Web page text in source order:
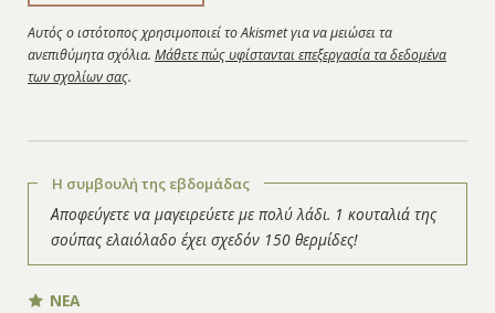
Αυτός ο ιστότοπος χρησιμοποιεί το Akismet για να μειώσει τα
ανεπιθύμητα σχόλια. Μάθετε πώς υφίστανται επεξεργασία τα δεδομένα
των σχολίων σας.
Η συμβουλή της εβδομάδας
Αποφεύγετε να μαγειρεύετε με πολύ λάδι. 1 κουταλιά της
σούπας ελαιόλαδο έχει σχεδόν 150 θερμίδες!
ΝΕΑ